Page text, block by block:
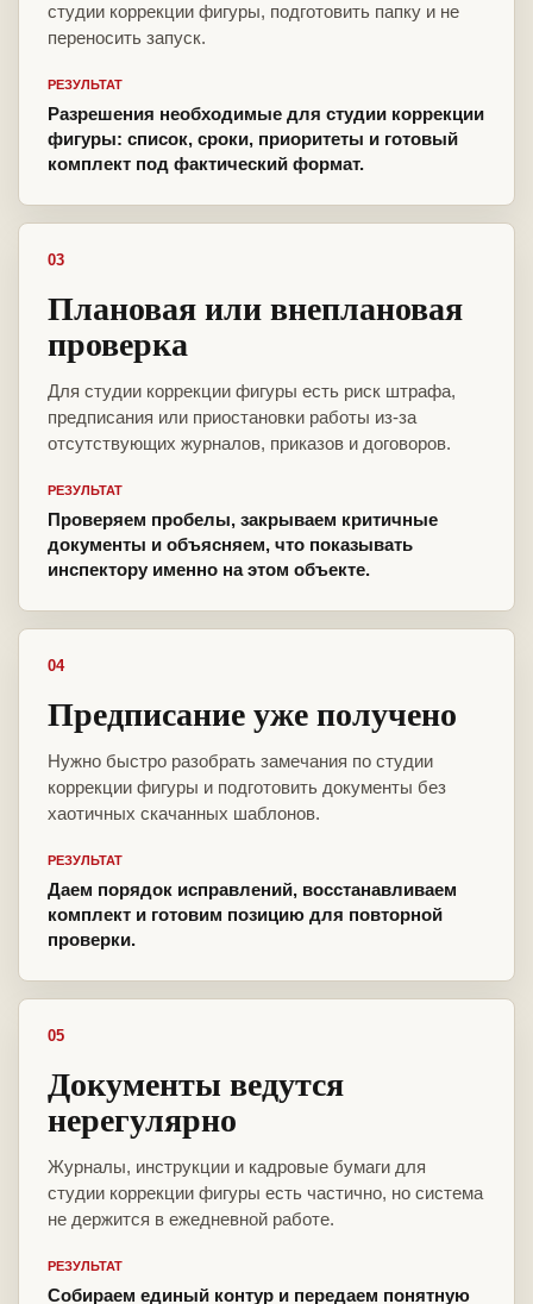
студии коррекции фигуры, подготовить папку и не
переносить запуск.
РЕЗУЛЬТАТ
Разрешения необходимые для студии коррекции
фигуры: список, сроки, приоритеты и готовый
комплект под фактический формат.
03
Плановая или внеплановая
проверка
Для студии коррекции фигуры есть риск штрафа,
предписания или приостановки работы из-за
отсутствующих журналов, приказов и договоров.
РЕЗУЛЬТАТ
Проверяем пробелы, закрываем критичные
документы и объясняем, что показывать
инспектору именно на этом объекте.
04
Предписание уже получено
Нужно быстро разобрать замечания по студии
коррекции фигуры и подготовить документы без
хаотичных скачанных шаблонов.
РЕЗУЛЬТАТ
Даем порядок исправлений, восстанавливаем
комплект и готовим позицию для повторной
проверки.
05
Документы ведутся
нерегулярно
Журналы, инструкции и кадровые бумаги для
студии коррекции фигуры есть частично, но система
не держится в ежедневной работе.
РЕЗУЛЬТАТ
Собираем единый контур и передаем понятную